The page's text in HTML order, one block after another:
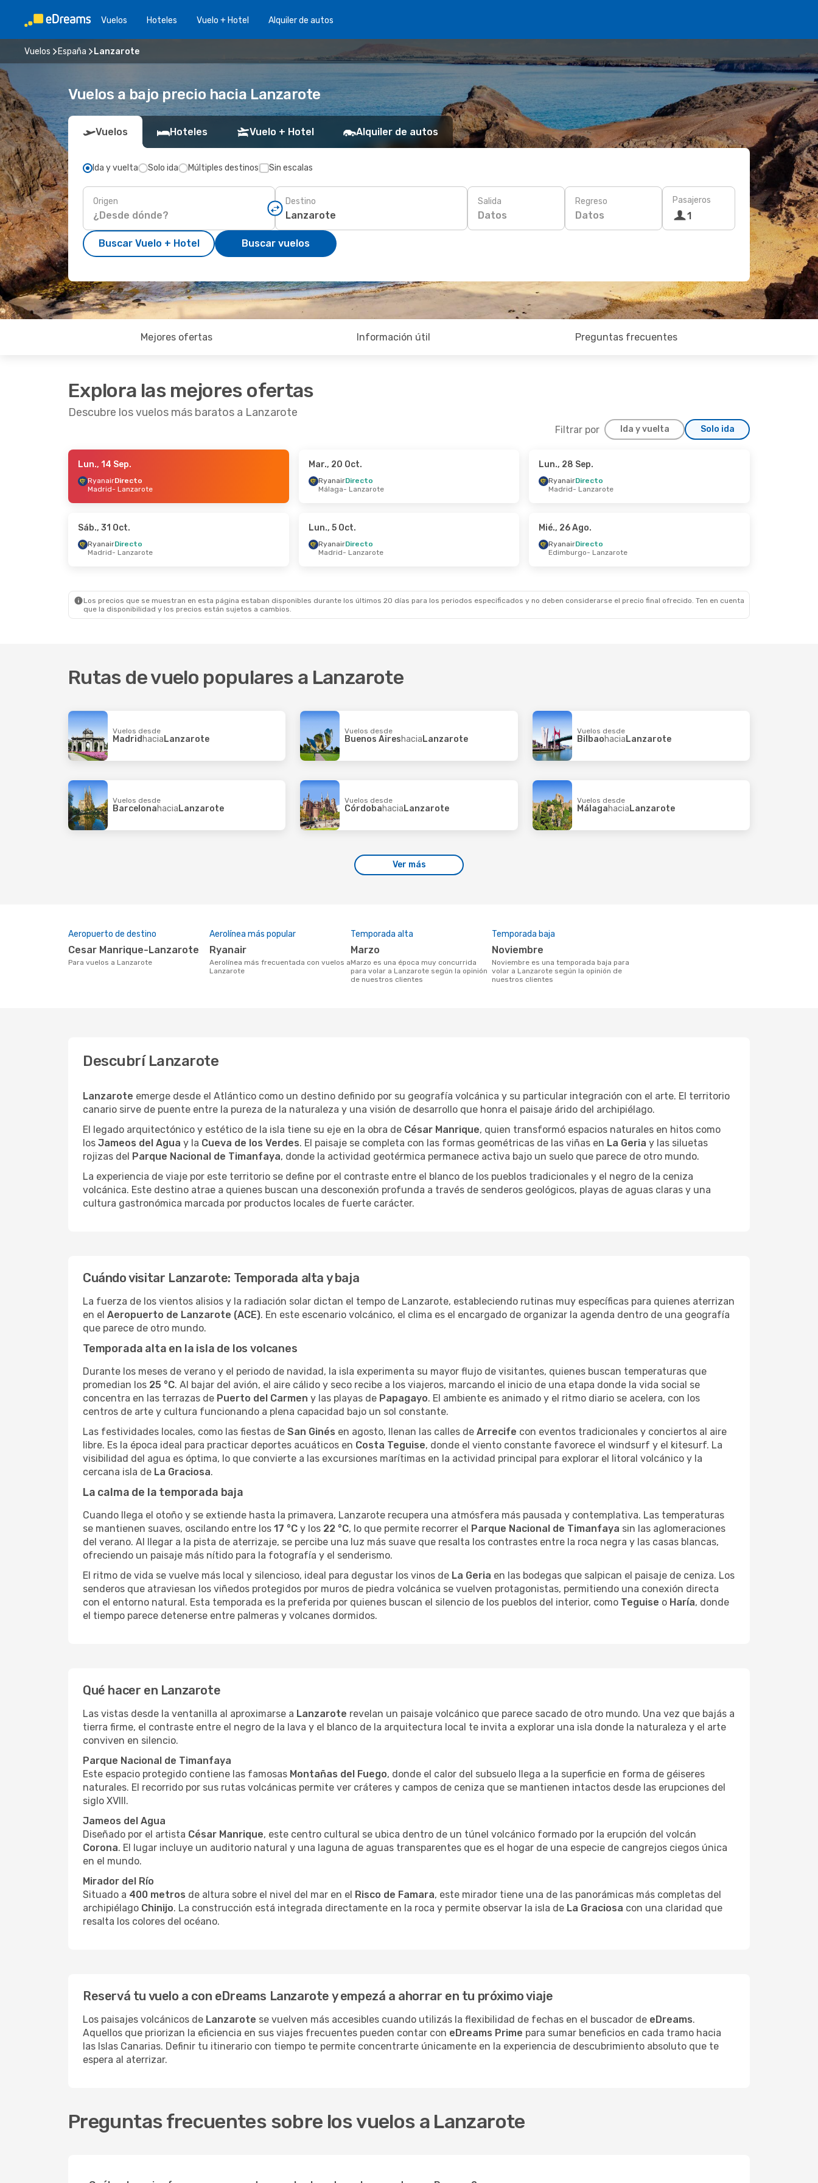
Vuelos Hoteles Vuelo + Hotel Alquiler de autos
Vuelos España Lanzarote
Vuelos a bajo precio hacia Lanzarote
Vuelos Hoteles Vuelo + Hotel Alquiler de autos
Ida y vuelta Solo ida Múltiples destinos Sin escalas
Origen Destino Salida
Datos
Regreso
Datos
Pasajeros
1
Buscar Vuelo + Hotel Buscar vuelos
Mejores ofertas Información útil Preguntas frecuentes
Explora las mejores ofertas
Descubre los vuelos más baratos a Lanzarote
Filtrar por Ida y vuelta Solo ida
- Mar., 29 Sep.
- Lanzarote
- Jue., 8 Oct.
- Lanzarote
- Lun., 19 Oct.
- Vie., 30 Oct.
- Madrid
- Mar., 1 Sep.
Lanzarote
- Edimburgo
- Lun., 14 Sep.
Lanzarote
- Bilbao
Lun., 14 Sep.
RyanairDirecto
Madrid- Lanzarote
Mar., 20 Oct.
RyanairDirecto
Málaga- Lanzarote
Lun., 28 Sep.
RyanairDirecto
Madrid- Lanzarote
Sáb., 31 Oct.
RyanairDirecto
Madrid- Lanzarote
Lun., 5 Oct.
RyanairDirecto
Madrid- Lanzarote
Mié., 26 Ago.
RyanairDirecto
Edimburgo- Lanzarote
Los precios que se muestran en esta página estaban disponibles durante los últimos 20 días para los periodos especificados y no deben considerarse el precio final ofrecido. Ten en cuenta
que la disponibilidad y los precios están sujetos a cambios.
Rutas de vuelo populares a Lanzarote
Vuelos desde
Madrid haciaLanzarote
Vuelos desde
Buenos AireshaciaLanzarote
Vuelos desde
BilbaohaciaLanzarote
Vuelos desde
BarcelonahaciaLanzarote
Vuelos desde
CórdobahaciaLanzarote
Vuelos desde
MálagahaciaLanzarote
Ver más
Aeropuerto de destino
Cesar Manrique-Lanzarote
Para vuelos a Lanzarote
Aerolínea más popular
Ryanair
Aerolínea más frecuentada con vuelos a
Lanzarote
Temporada alta
marzo
marzo es una época muy concurrida
para volar a Lanzarote según la opinión
de nuestros clientes
Temporada baja
noviembre
noviembre es una temporada baja para
volar a Lanzarote según la opinión de
nuestros clientes
Descubrí Lanzarote
Lanzarote emerge desde el Atlántico como un destino definido por su geografía volcánica y su particular integración con el arte. El territorio
canario sirve de puente entre la pureza de la naturaleza y una visión de desarrollo que honra el paisaje árido del archipiélago.
El legado arquitectónico y estético de la isla tiene su eje en la obra de César Manrique, quien transformó espacios naturales en hitos como
los Jameos del Agua y la Cueva de los Verdes. El paisaje se completa con las formas geométricas de las viñas en La Geria y las siluetas
rojizas del Parque Nacional de Timanfaya, donde la actividad geotérmica permanece activa bajo un suelo que parece de otro mundo.
La experiencia de viaje por este territorio se define por el contraste entre el blanco de los pueblos tradicionales y el negro de la ceniza
volcánica. Este destino atrae a quienes buscan una desconexión profunda a través de senderos geológicos, playas de aguas claras y una
cultura gastronómica marcada por productos locales de fuerte carácter.
Cuándo visitar Lanzarote: Temporada alta y baja
La fuerza de los vientos alisios y la radiación solar dictan el tempo de Lanzarote, estableciendo rutinas muy específicas para quienes aterrizan
en el Aeropuerto de Lanzarote (ACE). En este escenario volcánico, el clima es el encargado de organizar la agenda dentro de una geografía
que parece de otro mundo.
Temporada alta en la isla de los volcanes
Durante los meses de verano y el periodo de navidad, la isla experimenta su mayor flujo de visitantes, quienes buscan temperaturas que
promedian los 25 °C. Al bajar del avión, el aire cálido y seco recibe a los viajeros, marcando el inicio de una etapa donde la vida social se
concentra en las terrazas de Puerto del Carmen y las playas de Papagayo. El ambiente es animado y el ritmo diario se acelera, con los
centros de arte y cultura funcionando a plena capacidad bajo un sol constante.
Las festividades locales, como las fiestas de San Ginés en agosto, llenan las calles de Arrecife con eventos tradicionales y conciertos al aire
libre. Es la época ideal para practicar deportes acuáticos en Costa Teguise, donde el viento constante favorece el windsurf y el kitesurf. La
visibilidad del agua es óptima, lo que convierte a las excursiones marítimas en la actividad principal para explorar el litoral volcánico y la
cercana isla de La Graciosa.
La calma de la temporada baja
Cuando llega el otoño y se extiende hasta la primavera, Lanzarote recupera una atmósfera más pausada y contemplativa. Las temperaturas
se mantienen suaves, oscilando entre los 17 °C y los 22 °C, lo que permite recorrer el Parque Nacional de Timanfaya sin las aglomeraciones
del verano. Al llegar a la pista de aterrizaje, se percibe una luz más suave que resalta los contrastes entre la roca negra y las casas blancas,
ofreciendo un paisaje más nítido para la fotografía y el senderismo.
El ritmo de vida se vuelve más local y silencioso, ideal para degustar los vinos de La Geria en las bodegas que salpican el paisaje de ceniza. Los
senderos que atraviesan los viñedos protegidos por muros de piedra volcánica se vuelven protagonistas, permitiendo una conexión directa
con el entorno natural. Esta temporada es la preferida por quienes buscan el silencio de los pueblos del interior, como Teguise o Haría, donde
el tiempo parece detenerse entre palmeras y volcanes dormidos.
Qué hacer en Lanzarote
Las vistas desde la ventanilla al aproximarse a Lanzarote revelan un paisaje volcánico que parece sacado de otro mundo. Una vez que bajás a
tierra firme, el contraste entre el negro de la lava y el blanco de la arquitectura local te invita a explorar una isla donde la naturaleza y el arte
conviven en silencio.
Parque Nacional de Timanfaya
Este espacio protegido contiene las famosas Montañas del Fuego, donde el calor del subsuelo llega a la superficie en forma de géiseres
naturales. El recorrido por sus rutas volcánicas permite ver cráteres y campos de ceniza que se mantienen intactos desde las erupciones del
siglo XVIII.
Jameos del Agua
Diseñado por el artista César Manrique, este centro cultural se ubica dentro de un túnel volcánico formado por la erupción del volcán
Corona. El lugar incluye un auditorio natural y una laguna de aguas transparentes que es el hogar de una especie de cangrejos ciegos única
en el mundo.
Mirador del Río
Situado a 400 metros de altura sobre el nivel del mar en el Risco de Famara, este mirador tiene una de las panorámicas más completas del
archipiélago Chinijo. La construcción está integrada directamente en la roca y permite observar la isla de La Graciosa con una claridad que
resalta los colores del océano.
Reservá tu vuelo a con eDreams Lanzarote y empezá a ahorrar en tu próximo viaje
Los paisajes volcánicos de Lanzarote se vuelven más accesibles cuando utilizás la flexibilidad de fechas en el buscador de eDreams.
Aquellos que priorizan la eficiencia en sus viajes frecuentes pueden contar con eDreams Prime para sumar beneficios en cada tramo hacia
las Islas Canarias. Definir tu itinerario con tiempo te permite concentrarte únicamente en la experiencia de descubrimiento absoluto que te
espera al aterrizar.
Preguntas frecuentes sobre los vuelos a Lanzarote